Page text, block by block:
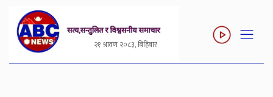
२१ श्रावण २०८३, बिहिबार